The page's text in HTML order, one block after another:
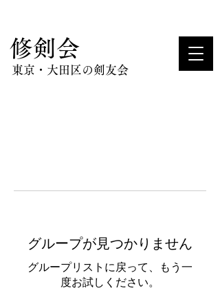
​修剣会
東京・大田区の剣友会
グループが見つかりません
グループリストに戻って、もう一
度お試しください。